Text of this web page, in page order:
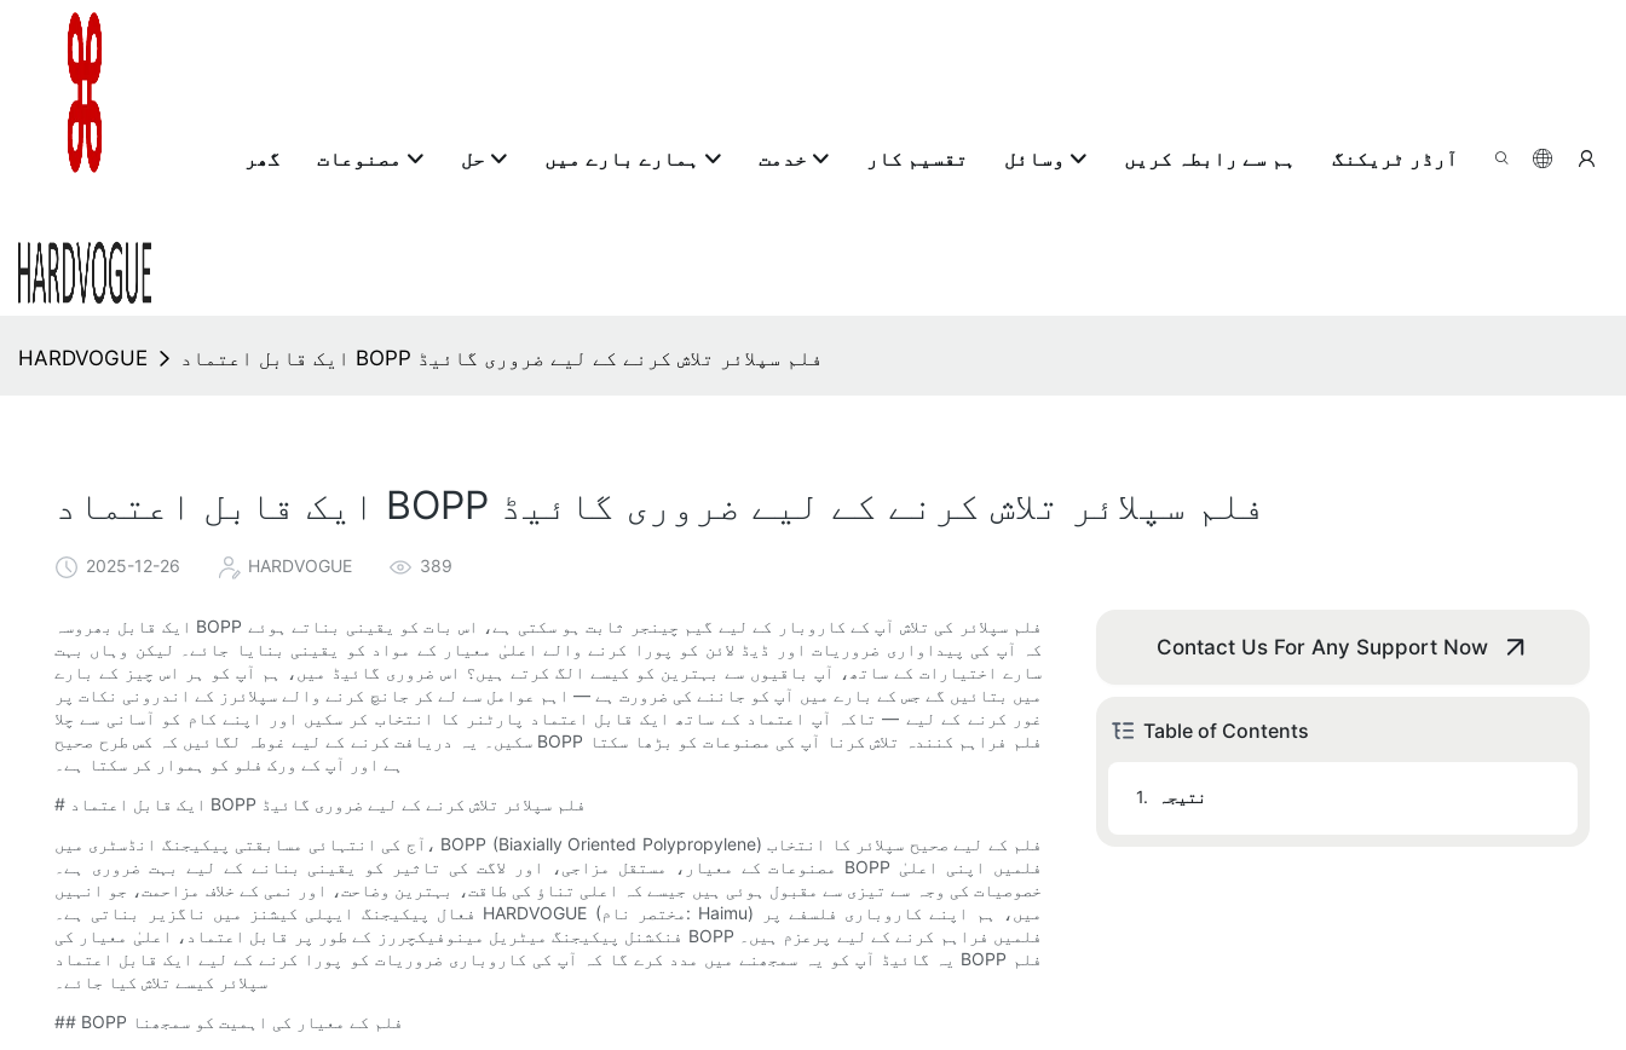
گھر مصنوعات حل ہمارے بارے میں خدمت تقسیم کار وسائل ہم سے رابطہ کریں آرڈر ٹریکنگ
HARDVOGUE ایک قابل اعتماد BOPP فلم سپلائر تلاش کرنے کے لیے ضروری گائیڈ
ایک قابل اعتماد BOPP فلم سپلائر تلاش کرنے کے لیے ضروری گائیڈ
2025-12-26 HARDVOGUE 389
ایک قابل بھروسہ BOPP فلم سپلائر کی تلاش آپ کے کاروبار کے لیے گیم چینجر ثابت ہو سکتی ہے، اس بات کو یقینی بناتے ہوئے
کہ آپ کی پیداواری ضروریات اور ڈیڈ لائن کو پورا کرنے والے اعلیٰ معیار کے مواد کو یقینی بنایا جائے۔ لیکن وہاں بہت
سارے اختیارات کے ساتھ، آپ باقیوں سے بہترین کو کیسے الگ کرتے ہیں؟ اس ضروری گائیڈ میں، ہم آپ کو ہر اس چیز کے بارے
میں بتائیں گے جس کے بارے میں آپ کو جاننے کی ضرورت ہے — اہم عوامل سے لے کر جانچ کرنے والے سپلائرز کے اندرونی نکات پر
غور کرنے کے لیے — تاکہ آپ اعتماد کے ساتھ ایک قابل اعتماد پارٹنر کا انتخاب کر سکیں اور اپنے کام کو آسانی سے چلا
سکیں۔ یہ دریافت کرنے کے لیے غوطہ لگائیں کہ کس طرح صحیح BOPP فلم فراہم کنندہ تلاش کرنا آپ کی مصنوعات کو بڑھا سکتا
ہے اور آپ کے ورک فلو کو ہموار کر سکتا ہے۔
# ایک قابل اعتماد BOPP فلم سپلائر تلاش کرنے کے لیے ضروری گائیڈ
آج کی انتہائی مسابقتی پیکیجنگ انڈسٹری میں، BOPP (Biaxially Oriented Polypropylene) فلم کے لیے صحیح سپلائر کا انتخاب
مصنوعات کے معیار، مستقل مزاجی، اور لاگت کی تاثیر کو یقینی بنانے کے لیے بہت ضروری ہے۔ BOPP فلمیں اپنی اعلیٰ
خصوصیات کی وجہ سے تیزی سے مقبول ہوئی ہیں جیسے کہ اعلی تناؤ کی طاقت، بہترین وضاحت، اور نمی کے خلاف مزاحمت، جو انہیں
فعال پیکیجنگ ایپلی کیشنز میں ناگزیر بناتی ہے۔ HARDVOGUE (مختصر نام: Haimu) میں، ہم اپنے کاروباری فلسفے پر
فنکشنل پیکیجنگ میٹریل مینوفیکچررز کے طور پر قابل اعتماد، اعلیٰ معیار کی BOPP فلمیں فراہم کرنے کے لیے پرعزم ہیں۔
یہ گائیڈ آپ کو یہ سمجھنے میں مدد کرے گا کہ آپ کی کاروباری ضروریات کو پورا کرنے کے لیے ایک قابل اعتماد BOPP فلم
سپلائر کیسے تلاش کیا جائے۔
## BOPP فلم کے معیار کی اہمیت کو سمجھنا
Contact Us For Any Support Now
Table of Contents
1. نتیجہ